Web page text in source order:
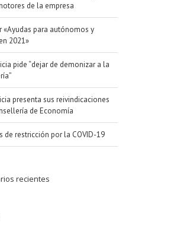
de la empresa
«Ayudas para autónomos y
2021»
pide “dejar de demonizar a la
presenta sus reivindicaciones
de Economía
de restricción por la COVID-19
recientes